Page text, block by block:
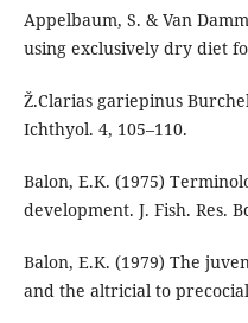
Appelbaum, S. & Van
using exclusively dry diet
Ž.Clarias gariepinus
Ichthyol. 4, 105–110.
Balon, E.K. (1975)
development. J. Fish. Res.
Balon, E.K. (1979) The
and the altricial to